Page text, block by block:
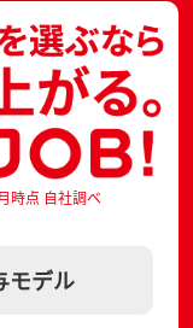
時点 自社調べ
モデル